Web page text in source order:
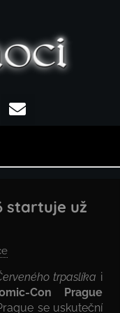
Email
startuje už
trpaslíka i
Con Prague
se uskuteční